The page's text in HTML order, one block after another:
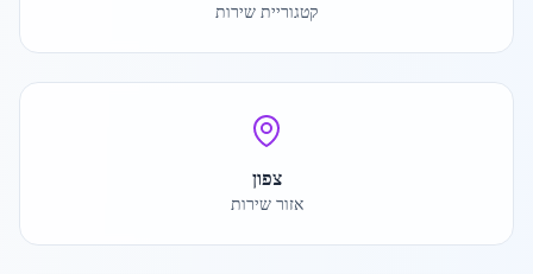
קטגוריית שירות
צפון
אזור שירות